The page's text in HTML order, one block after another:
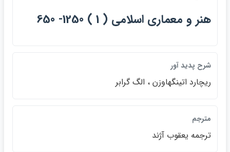
هنر و معماري اسلامي ( 1 ) 1250- 650
شرح پديد آور
ريچارد اتينگهاوزن ، الگ گرابر
مترجم
ترجمه يعقوب آژند